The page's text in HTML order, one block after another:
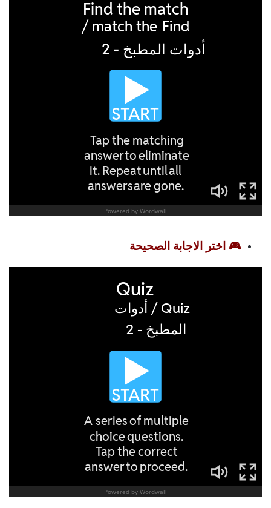
🎮 اختر الاجابة الصحيحة